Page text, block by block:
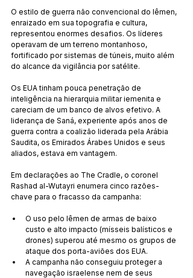
O estilo de guerra não convencional do Iêmen,
enraizado em sua topografia e cultura,
representou enormes desafios. Os líderes
operavam de um terreno montanhoso,
fortificado por sistemas de túneis, muito além
do alcance da vigilância por satélite.
Os EUA tinham pouca penetração de
inteligência na hierarquia militar iemenita e
careciam de um banco de alvos efetivo. A
liderança de Saná, experiente após anos de
guerra contra a coalizão liderada pela Arábia
Saudita, os Emirados Árabes Unidos e seus
aliados, estava em vantagem.
Em declarações ao The Cradle, o coronel
Rashad al-Wutayri enumera cinco razões-
chave para o fracasso da campanha:
O uso pelo Iêmen de armas de baixo
custo e alto impacto (mísseis balísticos e
drones) superou até mesmo os grupos de
ataque dos porta-aviões dos EUA.
A campanha não conseguiu proteger a
navegação israelense nem de seus